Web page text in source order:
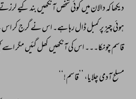
دیکھا کہ دالان میں کوئی شخص آنکھیں بند کیے
ہوئی چیز پر کمبل ڈال رہا ہے۔ اس نے گرج کر اس
قاسم چونکا۔۔۔ اس کی آنکھیں کھل گئیں مگر اسے
مسلح آدمی چلایا، ’’قاسم!‘‘